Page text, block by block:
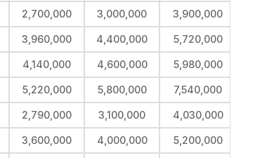
2,700,000 3,000,000 3,900,000
3,960,000 4,400,000 5,720,000
4,140,000 4,600,000 5,980,000
5,220,000 5,800,000 7,540,000
2,790,000 3,100,000 4,030,000
3,600,000 4,000,000 5,200,000